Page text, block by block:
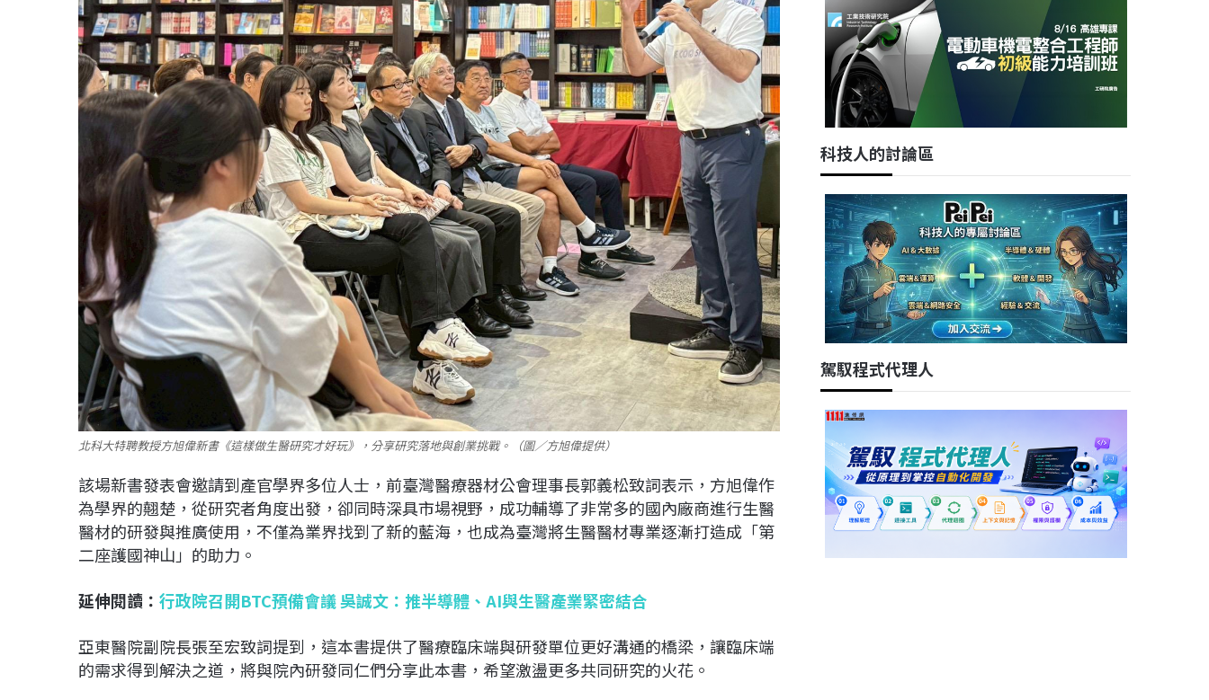
北科大特聘教授方旭偉新書《這樣做生醫研究才好玩》，分享研究落地與創業挑戰。（圖／方旭偉提供）
該場新書發表會邀請到產官學界多位人士，前臺灣醫療器材公會理事長郭義松致詞表示，方旭偉作
為學界的翹楚，從研究者角度出發，卻同時深具市場視野，成功輔導了非常多的國內廠商進行生醫
醫材的研發與推廣使用，不僅為業界找到了新的藍海，也成為臺灣將生醫醫材專業逐漸打造成「第
二座護國神山」的助力。
延伸閱讀： 行政院召開BTC預備會議 吳誠文：推半導體、AI與生醫產業緊密結合
亞東醫院副院長張至宏致詞提到，這本書提供了醫療臨床端與研發單位更好溝通的橋梁，讓臨床端
的需求得到解決之道，將與院內研發同仁們分享此本書，希望激盪更多共同研究的火花。
科技人的討論區
駕馭程式代理人